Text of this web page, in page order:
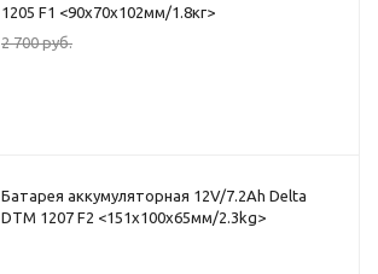
1205 F1 <90x70x102мм/1.8кг>
2 700руб.
Батарея аккумуляторная 12V/7.2Ah Delta
DTM 1207 F2 <151x100x65мм/2.3kg>